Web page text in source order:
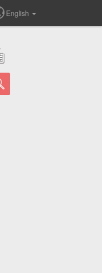
English